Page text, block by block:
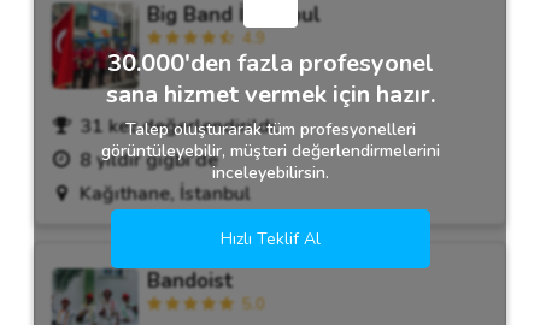
Big Band İstanbul
4.9
31 kez değerlendirildi.
8 yıldır gigbi'de
Kağıthane, İstanbul
Bandoist
5.0
30.000'den fazla profesyonel
sana hizmet vermek için hazır.
Talep oluşturarak tüm profesyonelleri
görüntüleyebilir, müşteri değerlendirmelerini
inceleyebilirsin.
Hızlı Teklif Al